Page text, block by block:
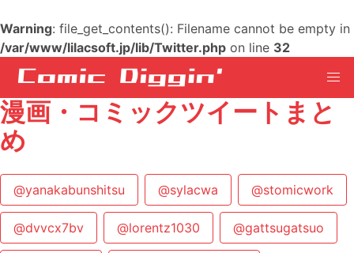
Warning: file_get_contents(): Filename cannot be empty in
/var/www/lilacsoft.jp/lib/Twitter.php on line 32
漫画・コミックツイートまと
め
@yanakabunshitsu @sylacwa @stomicwork
@dvvcx7bv @lorentz1030 @gattsugatsuo